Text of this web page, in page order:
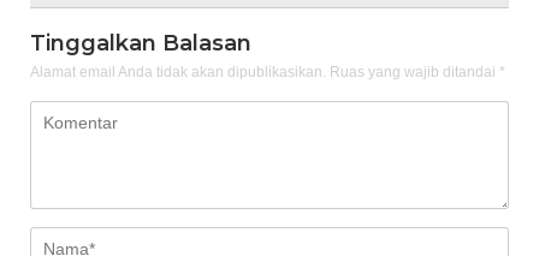
Tinggalkan Balasan
Alamat email Anda tidak akan dipublikasikan. Ruas yang wajib ditandai *